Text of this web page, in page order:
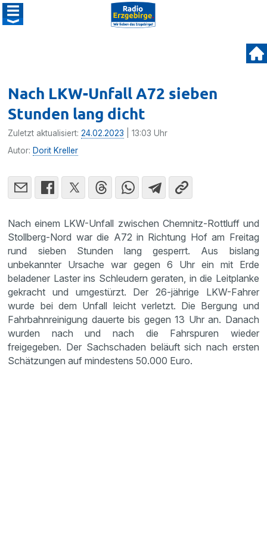
Nach LKW-Unfall A72 sieben
Stunden lang dicht
Zuletzt aktualisiert:24.02.2023 | 13:03 Uhr
Autor: Dorit Kreller
Nach einem LKW-Unfall zwischen Chemnitz-Rottluff und
Stollberg-Nord war die A72 in Richtung Hof am Freitag
rund sieben Stunden lang gesperrt. Aus bislang
unbekannter Ursache war gegen 6 Uhr ein mit Erde
beladener Laster ins Schleudern geraten, in die Leitplanke
gekracht und umgestürzt. Der 26-jährige LKW-Fahrer
wurde bei dem Unfall leicht verletzt. Die Bergung und
Fahrbahnreinigung dauerte bis gegen 13 Uhr an. Danach
wurden nach und nach die Fahrspuren wieder
freigegeben. Der Sachschaden beläuft sich nach ersten
Schätzungen auf mindestens 50.000 Euro.